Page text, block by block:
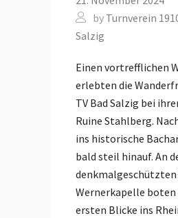
by Turnverein
Salzig
Einen vortrefflichen
erlebten die
TV Bad Salzig bei
Ruine Stahlberg.
ins historische
bald steil hinauf. An
denkmalgeschützten
Wernerkapelle boten
ersten Blicke ins